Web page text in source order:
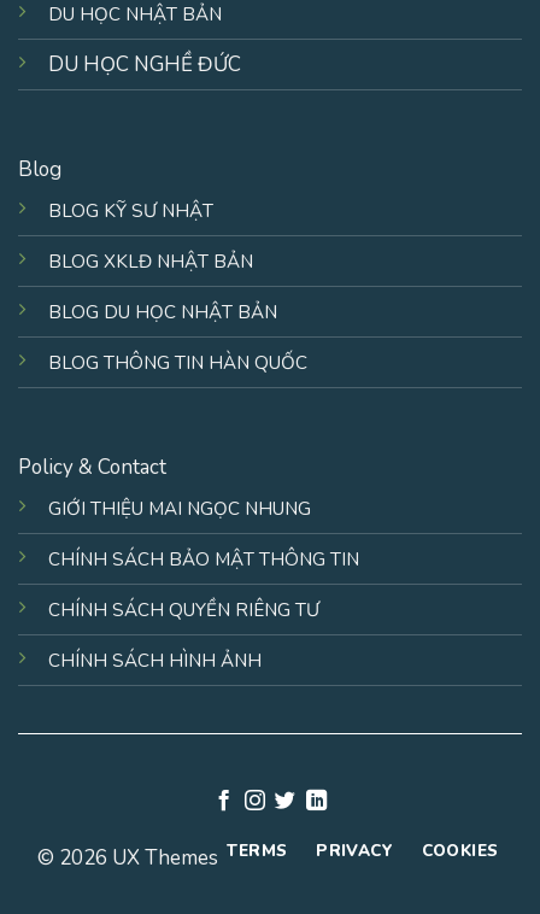
DU HỌC NHẬT BẢN
DU HỌC NGHỀ ĐỨC
Blog
BLOG KỸ SƯ NHẬT
BLOG XKLĐ NHẬT BẢN
BLOG DU HỌC NHẬT BẢN
BLOG THÔNG TIN HÀN QUỐC
Policy & Contact
GIỚI THIỆU MAI NGỌC NHUNG
CHÍNH SÁCH BẢO MẬT THÔNG TIN
CHÍNH SÁCH QUYỀN RIÊNG TƯ
CHÍNH SÁCH HÌNH ẢNH
© 2026 UX Themes TERMS PRIVACY COOKIES